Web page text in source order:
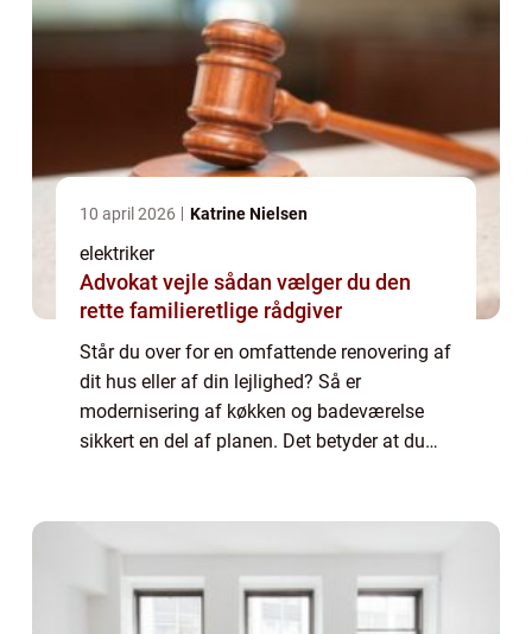
10 april 2026 Katrine Nielsen
elektriker
Advokat vejle sådan vælger du den
rette familieretlige rådgiver
Står du over for en omfattende renovering af
dit hus eller af din lejlighed? Så er
modernisering af køkken og badeværelse
sikkert en del af planen. Det betyder at du